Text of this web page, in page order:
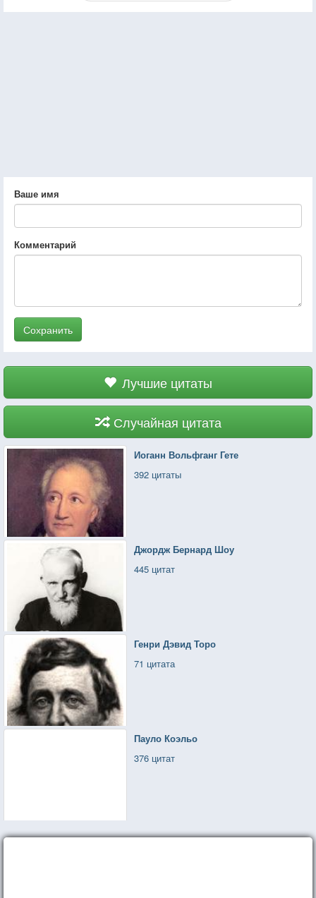
Ваше имя
Комментарий
Сохранить
Лучшие цитаты
Случайная цитата
Иоганн Вольфганг Гете
392 цитаты
Джордж Бернард Шоу
445 цитат
Генри Дэвид Торо
71 цитата
Пауло Коэльо
376 цитат